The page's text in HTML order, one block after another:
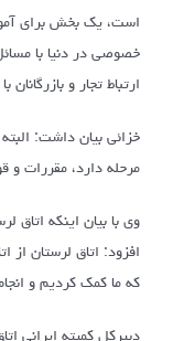
است، یک بخش برای
خصوصی در دنیا با
ارتباط تجار و بازرگانان
خزائی بیان داشت:
مرحله دارد، مقررات و
افزود: اتاق لرستان
که ما کمک کردیم و